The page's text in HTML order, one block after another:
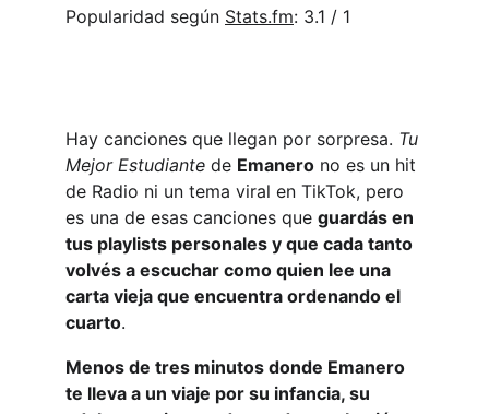
Popularidad según Stats.fm: 3.1 / 1
Hay canciones que llegan por sorpresa. Tu
Mejor Estudiante de Emanero no es un hit
de Radio ni un tema viral en TikTok, pero
es una de esas canciones que guardás en
tus playlists personales y que cada tanto
volvés a escuchar como quien lee una
carta vieja que encuentra ordenando el
cuarto.
Menos de tres minutos donde Emanero
te lleva a un viaje por su infancia, su